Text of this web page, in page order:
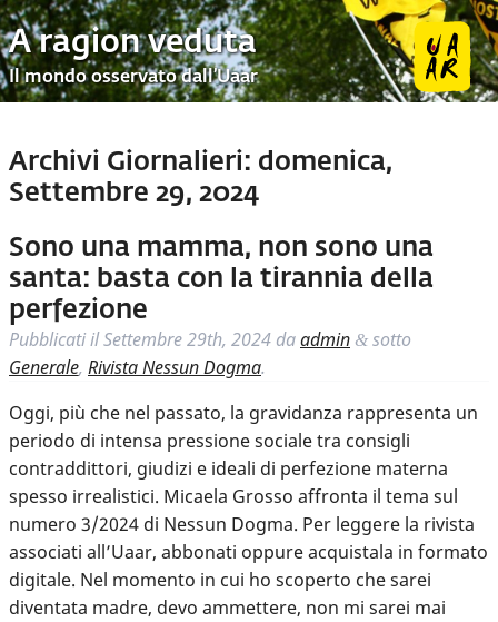
A ragion veduta
Il mondo osservato dall’Uaar
Archivi Giornalieri: domenica,
Settembre 29, 2024
Sono una mamma, non sono una
santa: basta con la tirannia della
perfezione
Pubblicati ilSettembre 29th, 2024 daadmin & sotto
Generale, Rivista Nessun Dogma.
Oggi, più che nel passato, la gravidanza rappresenta un
periodo di intensa pressione sociale tra consigli
contraddittori, giudizi e ideali di perfezione materna
spesso irrealistici. Micaela Grosso affronta il tema sul
numero 3/2024 di Nessun Dogma. Per leggere la rivista
associati all’Uaar, abbonati oppure acquistala in formato
digitale. Nel momento in cui ho scoperto che sarei
diventata madre, devo ammettere, non mi sarei mai